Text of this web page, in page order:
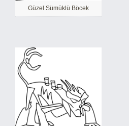
Güzel Sümüklü Böcek